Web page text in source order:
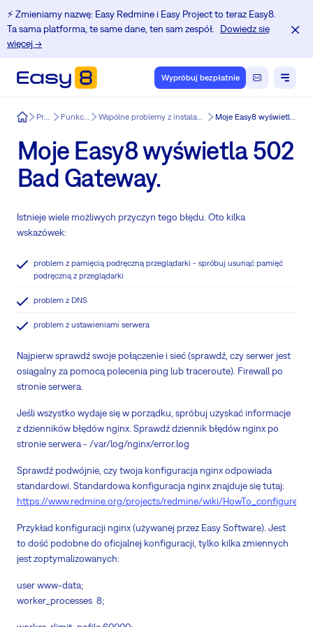
⚡️ Zmieniamy nazwę: Easy Redmine i Easy Project to teraz Easy8.
Ta sama platforma, te same dane, ten sam zespół.
Dowiedz się
więcej →
Wypróbuj bezpłatnie
Easy8 Produkt Funkcje Easy8 Wspólne problemy z instalacją i aktualizacją Redmine. Moje Easy8 wyświetla 502 Bad Gateway.
Moje Easy8 wyświetla 502
Bad Gateway.
Istnieje wiele możliwych przyczyn tego błędu. Oto kilka
wskazówek:
problem z pamięcią podręczną przeglądarki - spróbuj usunąć pamięć
podręczną z przeglądarki
problem z DNS
problem z ustawieniami serwera
Najpierw sprawdź swoje połączenie i sieć (sprawdź, czy serwer jest
osiągalny za pomocą polecenia ping lub traceroute). Firewall po
stronie serwera.
Jeśli wszystko wydaje się w porządku, spróbuj uzyskać informacje
z dzienników błędów nginx. Sprawdź dziennik błędów nginx po
stronie serwera - /var/log/nginx/error.log
Sprawdź podwójnie, czy twoja konfiguracja nginx odpowiada
standardowi. Standardowa konfiguracja nginx znajduje się tutaj:
https://www.redmine.org/projects/redmine/wiki/
Przykład konfiguracji nginx (używanej przez Easy Software). Jest
to dość podobne do oficjalnej konfiguracji, tylko kilka zmiennych
jest zoptymalizowanych:
user www-data;
worker_processes 8;